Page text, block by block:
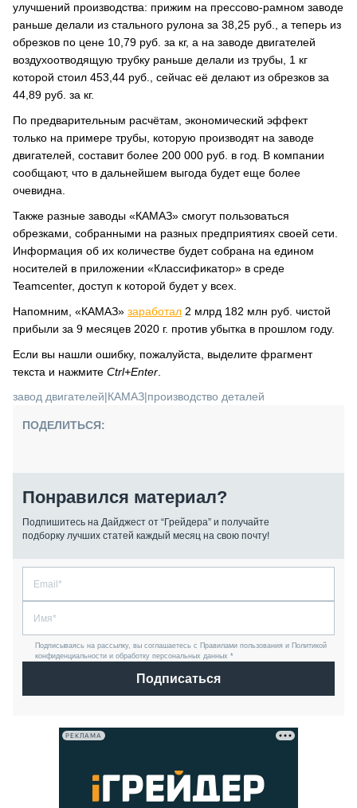
улучшений производства: прижим на прессово-рамном заводе
раньше делали из стального рулона за 38,25 руб., а теперь из
обрезков по цене 10,79 руб. за кг, а на заводе двигателей
воздухоотводящую трубку раньше делали из трубы, 1 кг
которой стоил 453,44 руб., сейчас её делают из обрезков за
44,89 руб. за кг.
По предварительным расчётам, экономический эффект
только на примере трубы, которую производят на заводе
двигателей, составит более 200 000 руб. в год. В компании
сообщают, что в дальнейшем выгода будет еще более
очевидна.
Также разные заводы «КАМАЗ» смогут пользоваться
обрезками, собранными на разных предприятиях своей сети.
Информация об их количестве будет собрана на едином
носителей в приложении «Классификатор» в среде
Teamcenter, доступ к которой будет у всех.
Напомним, «КАМАЗ» заработал 2 млрд 182 млн руб. чистой
прибыли за 9 месяцев 2020 г. против убытка в прошлом году.
Если вы нашли ошибку, пожалуйста, выделите фрагмент
текста и нажмите Ctrl+Enter
завод двигателей|КАМАЗ|производство деталей
ПОДЕЛИТЬСЯ:
Понравился материал?
Подпишитесь на Дайджест от “Грейдера” и получайте
подборку лучших статей каждый месяц на свою почту!
Подписываясь на рассылку, вы соглашаетесь с Правилами пользования и Политикой
конфиденциальности и обработку персональных данных *
Подписаться
РЕКЛАМА